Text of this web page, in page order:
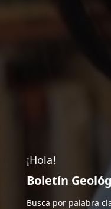
¡Hola!
Boletín
Busca por palabra